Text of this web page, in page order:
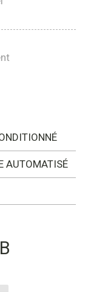
AUTOMATISÉ